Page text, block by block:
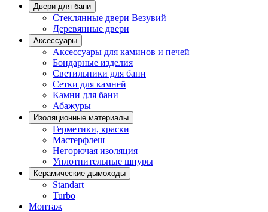
Двери для бани
Стеклянные двери Везувий
Деревянные двери
Аксессуары
Аксессуары для каминов и печей
Бондарные изделия
Светильники для бани
Сетки для камней
Камни для бани
Абажуры
Изоляционные материалы
Герметики, краски
Мастерфлеш
Негорючая изоляция
Уплотнительные шнуры
Керамические дымоходы
Standart
Turbo
Монтаж